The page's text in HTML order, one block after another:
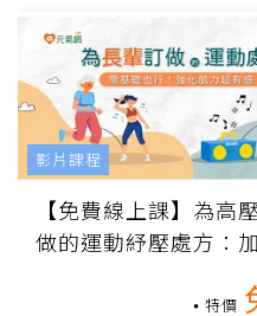
【免費線上課】為高
做的運動紓壓處方：
特價
影片課程